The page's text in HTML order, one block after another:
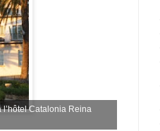
l’hôtel Catalonia Reina